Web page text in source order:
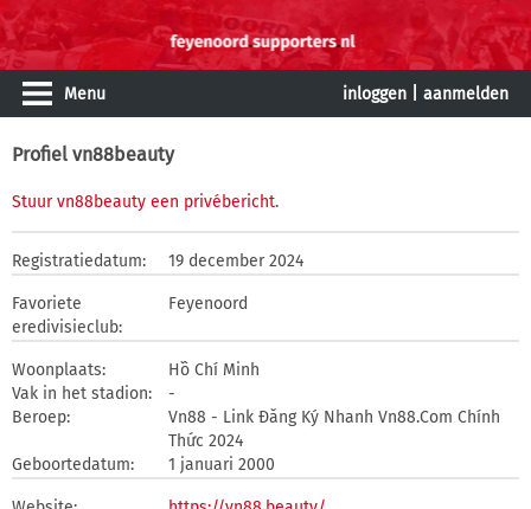
Menu inloggen aanmelden
Profiel vn88beauty
Stuur vn88beauty een privébericht.
Registratiedatum: 19 december 2024
Favoriete
eredivisieclub:
Feyenoord
Woonplaats:
Hồ Chí Minh
Vak in het stadion:
-
Beroep:
Vn88 - Link Đăng Ký Nhanh Vn88.Com Chính
Thức 2024
Geboortedatum:
1 januari 2000